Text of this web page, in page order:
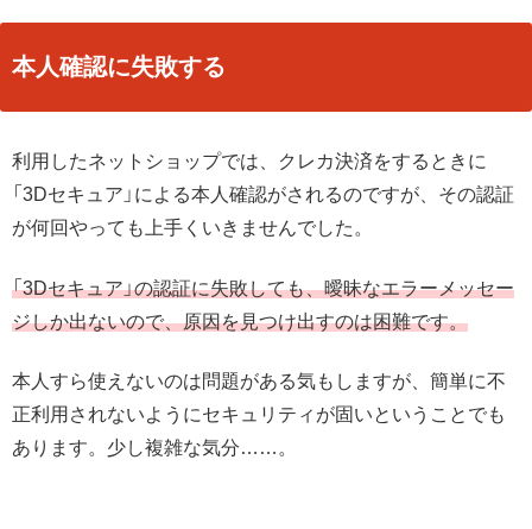
本人確認に失敗する
利用したネットショップでは、クレカ決済をするときに
「3Dセキュア」による本人確認がされるのですが、その認証
が何回やっても上手くいきませんでした。
「3Dセキュア」の認証に失敗しても、曖昧なエラーメッセー
ジしか出ないので、原因を見つけ出すのは困難です。
本人すら使えないのは問題がある気もしますが、簡単に不
正利用されないようにセキュリティが固いということでも
あります。少し複雑な気分……。